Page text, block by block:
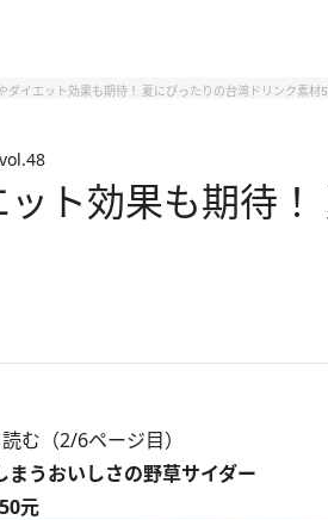
ダイエット効果も期待！ 夏にぴったりの台湾ドリンク素材
vol.48
ト効果も期待
む（2/6ページ目）
うおいしさの野草サイダー
元